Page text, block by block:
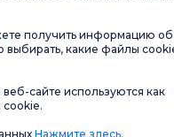
получить информацию
выбирать, какие файлы
сайте используются как
cookie.
Нажмите здесь.